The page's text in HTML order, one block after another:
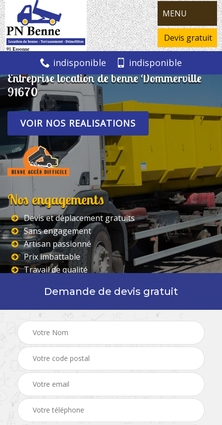
MENU
Devis gratuit
indisponible indisponible
Entreprise location de benne Dommerville
91670
VOIR NOS REALISATIONS
Nos engagements
Devis et déplacement gratuits
Sans engagement
Artisan passionné
Prix imbattable
Travail de qualité
Demande de devis gratuit